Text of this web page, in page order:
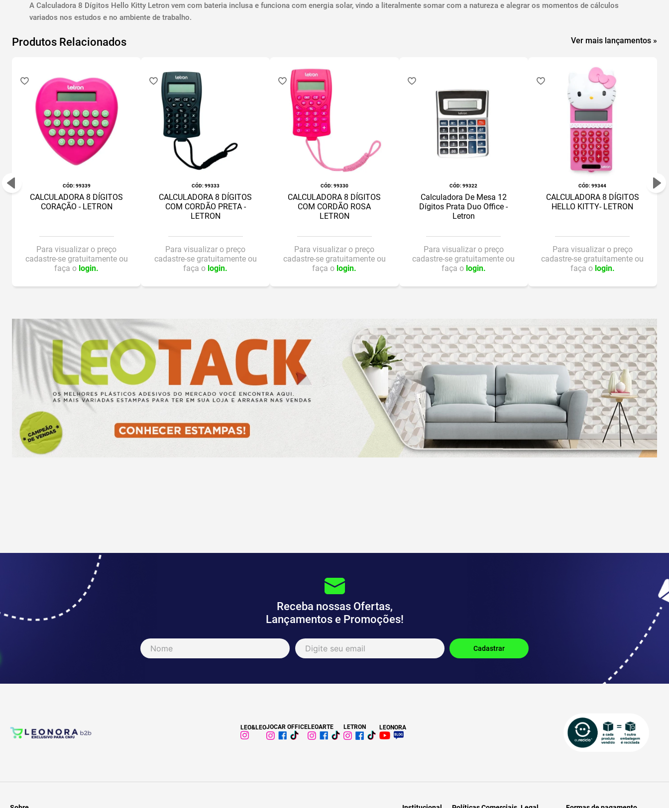
A Calculadora 8 Dígitos Hello Kitty Letron vem com bateria inclusa e funciona com energia solar, vindo a literalmente somar com a natureza e alegrar os momentos de cálculos
variados nos estudos e no ambiente de trabalho.
Produtos Relacionados Ver mais lançamentos »
:99339
CALCULADORA 8 DÍGITOS
CORAÇÃO - LETRON
Para visualizar o preço
cadastre-se gratuitamente ou
faça o login.
:99333
CALCULADORA 8 DÍGITOS
COM CORDÃO PRETA -
LETRON
Para visualizar o preço
cadastre-se gratuitamente ou
faça o login.
:99330
CALCULADORA 8 DÍGITOS
COM CORDÃO ROSA
LETRON
Para visualizar o preço
cadastre-se gratuitamente ou
faça o login.
:99322
Calculadora De Mesa 12
Dígitos Prata Duo Office -
Letron
Para visualizar o preço
cadastre-se gratuitamente ou
faça o login.
:99344
CALCULADORA 8 DÍGITOS
HELLO KITTY- LETRON
Para visualizar o preço
cadastre-se gratuitamente ou
faça o login.
Receba nossas Ofertas,
Lançamentos e Promoções!
LEO&LEOJOCAR OFFICELEOARTE LETRON LEONORA